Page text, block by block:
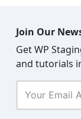
Join Our
Get WP
and tutorials